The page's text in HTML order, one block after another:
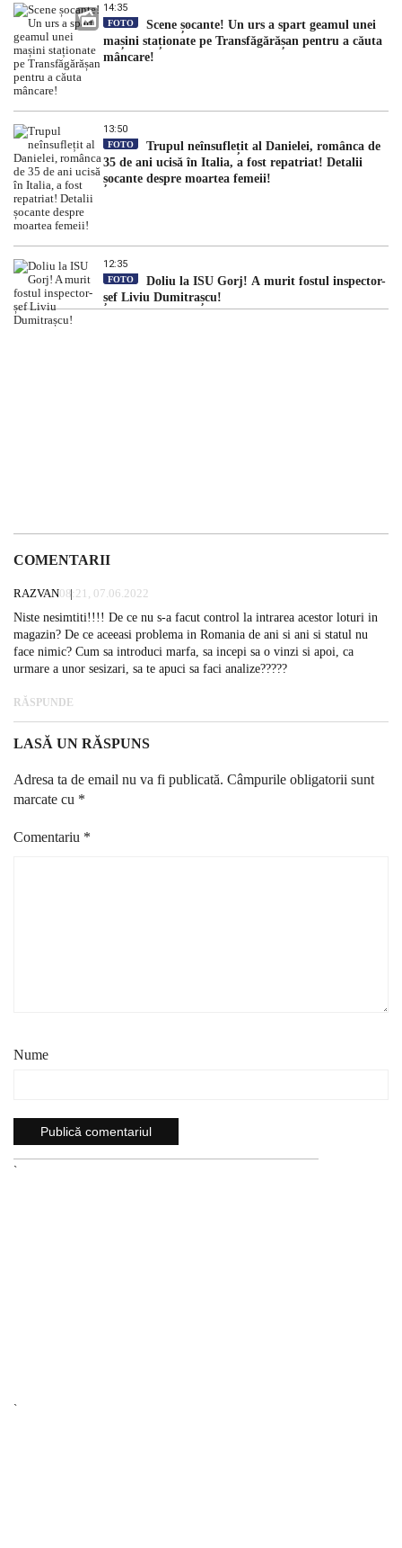
14:35
FOTO
Scene șocante! Un urs a spart geamul unei
mașini staționate pe Transfăgărășan pentru a căuta
mâncare!
13:50
FOTO
Trupul neînsuflețit al Danielei, românca de
35 de ani ucisă în Italia, a fost repatriat! Detalii
șocante despre moartea femeii!
12:35
FOTO
Doliu la ISU Gorj! A murit fostul inspector-
șef Liviu Dumitrașcu!
COMENTARII
RAZVAN08:21, 07.06.2022
Niste nesimtiti!!!! De ce nu s-a facut control la intrarea acestor loturi in
magazin? De ce aceeasi problema in Romania de ani si ani si statul nu
face nimic? Cum sa introduci marfa, sa incepi sa o vinzi si apoi, ca
urmare a unor sesizari, sa te apuci sa faci analize?????
RĂSPUNDE
LASĂ UN RĂSPUNS
Adresa ta de email nu va fi publicată. Câmpurile obligatorii sunt
marcate cu *
Comentariu *
Nume
`
`